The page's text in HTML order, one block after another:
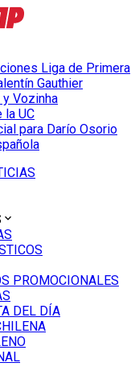
Liga de Primera
Gauthier
y Vozinha
la UC
para Darío Osorio
PROMOCIONALES
DEL DÍA